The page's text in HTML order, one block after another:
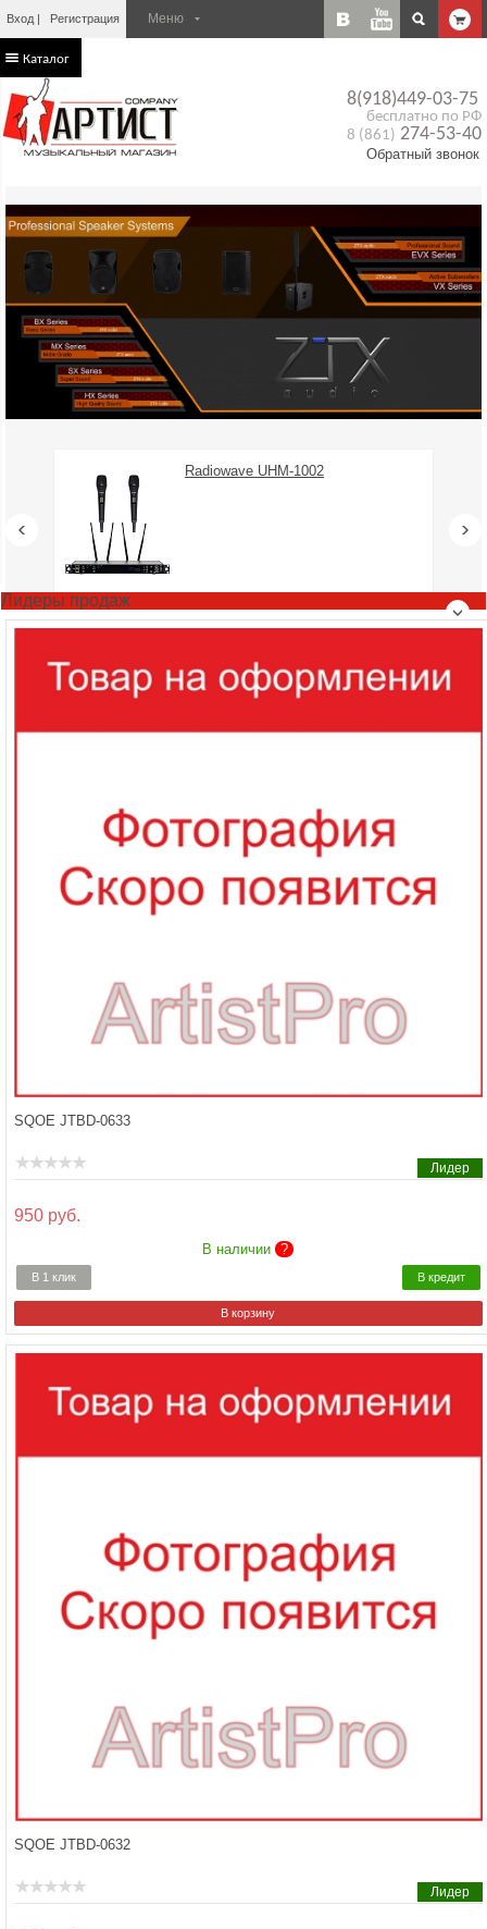
Вход Регистрация
8(918)449-03-75
бесплатно по РФ
8 (861) 274-53-40
Обратный звонок
Каталог
Radiowave UHM-1002
Предазаказ
Лидеры продаж
SQOE JTBD-0633
950 руб.
В наличии ?
В 1 клик В кредит
Лидер
SQOE JTBD-0632
Лидер